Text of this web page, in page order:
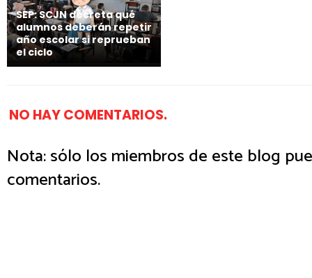
SEP: SCJN decreta qué
alumnos deberán repetir
año escolar si reprueban
el ciclo
NO HAY COMENTARIOS.
Nota: sólo los miembros de este blog
comentarios.